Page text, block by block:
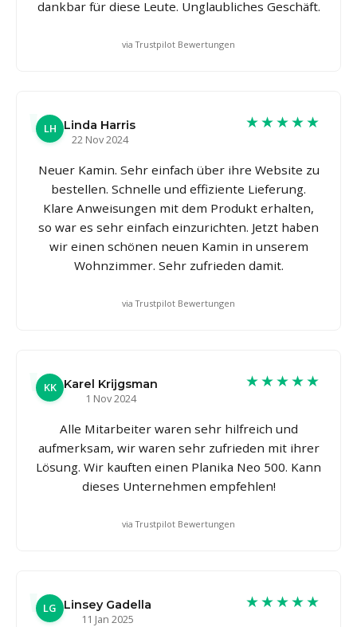
dankbar für diese Leute. Unglaubliches Geschäft.
via Trustpilot Bewertungen
LH
Linda Harris
22 Nov 2024
★★★★★
Neuer Kamin. Sehr einfach über ihre Website zu
bestellen. Schnelle und effiziente Lieferung.
Klare Anweisungen mit dem Produkt erhalten,
so war es sehr einfach einzurichten. Jetzt haben
wir einen schönen neuen Kamin in unserem
Wohnzimmer. Sehr zufrieden damit.
via Trustpilot Bewertungen
KK Karel Krijgsman
1 Nov 2024
★★★★★
Alle Mitarbeiter waren sehr hilfreich und
aufmerksam, wir waren sehr zufrieden mit ihrer
Lösung. Wir kauften einen Planika Neo 500. Kann
dieses Unternehmen empfehlen!
via Trustpilot Bewertungen
LG
Linsey Gadella
11 Jan 2025
★★★★★